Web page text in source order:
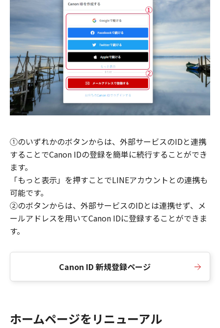
①のいずれかのボタンからは、外部サービスのIDと連携
することでCanon IDの登録を簡単に続行することができ
ます。
「もっと表示」を押すことでLINEアカウントとの連携も
可能です。
②のボタンからは、外部サービスのIDとは連携せず、メ
ールアドレスを用いてCanon IDに登録することができま
す。
Canon ID 新規登録ページ
ホームページをリニューアル